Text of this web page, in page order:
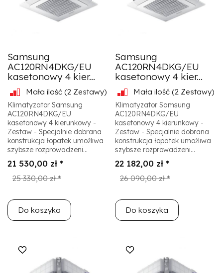
Samsung
AC120RN4DKG/EU
kasetonowy 4 kier...
Mała ilość (2 Zestawy)
Klimatyzator Samsung
AC120RN4DKG/EU
kasetonowy 4 kierunkowy -
Zestaw - Specjalnie dobrana
konstrukcja łopatek umożliwa
szybsze rozprowadzeni...
21 530,00 zł *
25 330,00 zł *
Do koszyka
Samsung
AC120RN4DKG/EU
kasetonowy 4 kier...
Mała ilość (2 Zestawy)
Klimatyzator Samsung
AC120RN4DKG/EU
kasetonowy 4 kierunkowy -
Zestaw - Specjalnie dobrana
konstrukcja łopatek umożliwa
szybsze rozprowadzeni...
22 182,00 zł *
26 090,00 zł *
Do koszyka